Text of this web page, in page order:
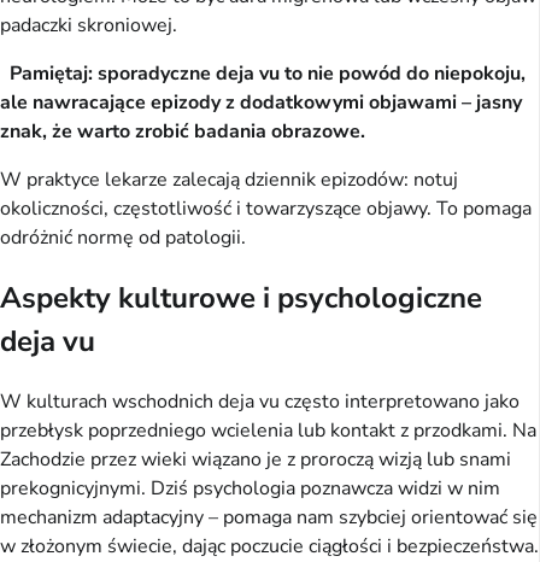
padaczki skroniowej.
Pamiętaj: sporadyczne deja vu to nie powód do niepokoju,
ale nawracające epizody z dodatkowymi objawami – jasny
znak, że warto zrobić badania obrazowe.
W praktyce lekarze zalecają dziennik epizodów: notuj
okoliczności, częstotliwość i towarzyszące objawy. To pomaga
odróżnić normę od patologii.
Aspekty kulturowe i psychologiczne
deja vu
W kulturach wschodnich deja vu często interpretowano jako
przebłysk poprzedniego wcielenia lub kontakt z przodkami. Na
Zachodzie przez wieki wiązano je z proroczą wizją lub snami
prekognicyjnymi. Dziś psychologia poznawcza widzi w nim
mechanizm adaptacyjny – pomaga nam szybciej orientować się
w złożonym świecie, dając poczucie ciągłości i bezpieczeństwa.